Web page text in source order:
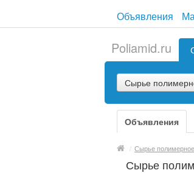
Объявления
Poliamid.ru
Сырье
Объявления
/ Сырье полимерное
Сырье